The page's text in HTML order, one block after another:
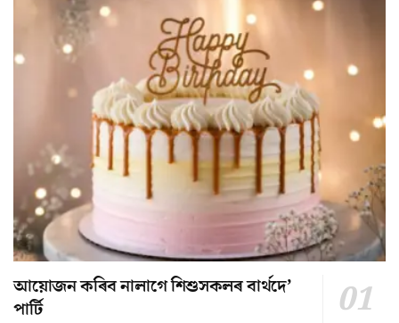
আয়োজন কৰিব নালাগে শিশুসকলৰ বাৰ্থদে’
পাৰ্টি